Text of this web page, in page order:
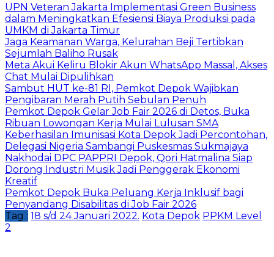
UPN Veteran Jakarta Implementasi Green Business
dalam Meningkatkan Efesiensi Biaya Produksi pada
UMKM di Jakarta Timur
Jaga Keamanan Warga, Kelurahan Beji Tertibkan
Sejumlah Baliho Rusak
Meta Akui Keliru Blokir Akun WhatsApp Massal, Akses
Chat Mulai Dipulihkan
Sambut HUT ke-81 RI, Pemkot Depok Wajibkan
Pengibaran Merah Putih Sebulan Penuh
Pemkot Depok Gelar Job Fair 2026 di Detos, Buka
Ribuan Lowongan Kerja Mulai Lulusan SMA
Keberhasilan Imunisasi Kota Depok Jadi Percontohan,
Delegasi Nigeria Sambangi Puskesmas Sukmajaya
Nakhodai DPC PAPPRI Depok, Qori Hatmalina Siap
Dorong Industri Musik Jadi Penggerak Ekonomi
Kreatif
Pemkot Depok Buka Peluang Kerja Inklusif bagi
Penyandang Disabilitas di Job Fair 2026
Tag : 18 s/d 24 Januari 2022. Kota Depok PPKM Level
2